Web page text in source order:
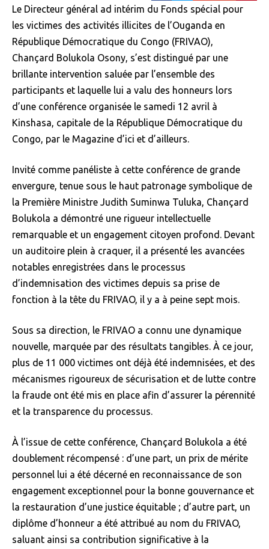
Le Directeur général ad intérim du Fonds spécial pour
les victimes des activités illicites de l’Ouganda en
République Démocratique du Congo (FRIVAO),
Chançard Bolukola Osony, s’est distingué par une
brillante intervention saluée par l’ensemble des
participants et laquelle lui a valu des honneurs lors
d’une conférence organisée le samedi 12 avril à
Kinshasa, capitale de la République Démocratique du
Congo, par le Magazine d’ici et d’ailleurs.
Invité comme panéliste à cette conférence de grande
envergure, tenue sous le haut patronage symbolique de
la Première Ministre Judith Suminwa Tuluka, Chançard
Bolukola a démontré une rigueur intellectuelle
remarquable et un engagement citoyen profond. Devant
un auditoire plein à craquer, il a présenté les avancées
notables enregistrées dans le processus
d’indemnisation des victimes depuis sa prise de
fonction à la tête du FRIVAO, il y a à peine sept mois.
Sous sa direction, le FRIVAO a connu une dynamique
nouvelle, marquée par des résultats tangibles. À ce jour,
plus de 11 000 victimes ont déjà été indemnisées, et des
mécanismes rigoureux de sécurisation et de lutte contre
la fraude ont été mis en place afin d’assurer la pérennité
et la transparence du processus.
À l’issue de cette conférence, Chançard Bolukola a été
doublement récompensé : d’une part, un prix de mérite
personnel lui a été décerné en reconnaissance de son
engagement exceptionnel pour la bonne gouvernance et
la restauration d’une justice équitable ; d’autre part, un
diplôme d’honneur a été attribué au nom du FRIVAO,
saluant ainsi sa contribution significative à la